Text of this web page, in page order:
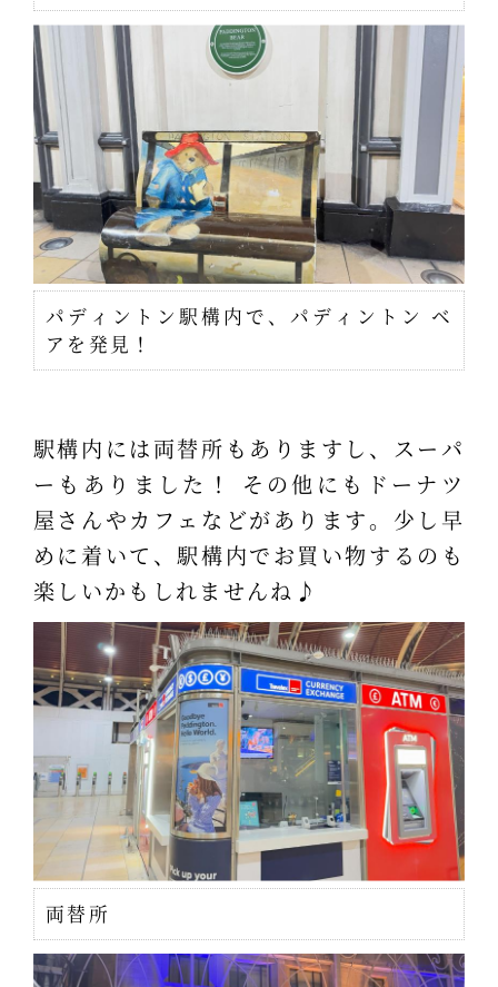
パディントン駅構内で、パディントン ベ
アを発見！
駅構内には両替所もありますし、スーパ
ーもありました！ その他にもドーナツ
屋さんやカフェなどがあります。少し早
めに着いて、駅構内でお買い物するのも
楽しいかもしれませんね♪
両替所